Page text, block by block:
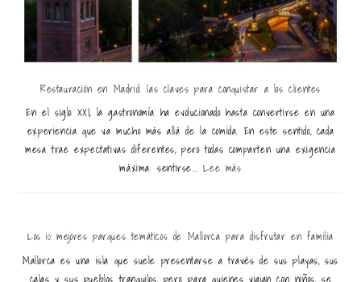
Restauración en Madrid: las claves para conquistar a los clientes
En el siglo XXI, la gastronomía ha evolucionado hasta convertirse en una
experiencia que va mucho más allá de la comida. En este sentido, cada
mesa trae expectativas diferentes, pero todas comparten una exigencia
máxima: sentirse...Lee más
Los 10 mejores parques temáticos de Mallorca para disfrutar en familia
Mallorca es una isla que suele presentarse a través de sus playas, sus